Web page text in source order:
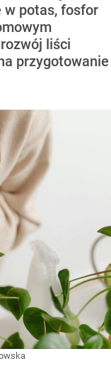
w potas, fosfor
liści
przygotowanie